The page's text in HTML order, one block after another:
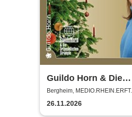
Guildo Horn & Die
Orthopädischen
Weihnachten mit
Bergheim, MEDIO.RHEIN.ERFT.
26.11.2026